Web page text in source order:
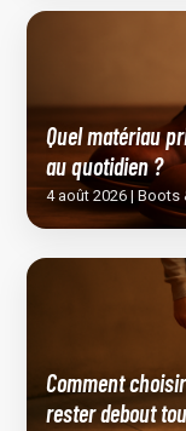
Quel matériau
au quotidien ?
4 août 2026 | Boots
Comment
rester debout